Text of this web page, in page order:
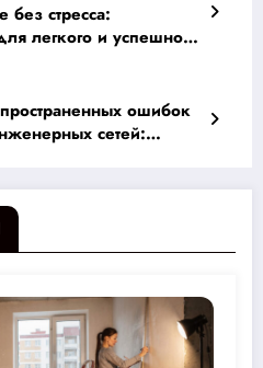
без стресса:
легкого и успешного
ошибок
сетей: